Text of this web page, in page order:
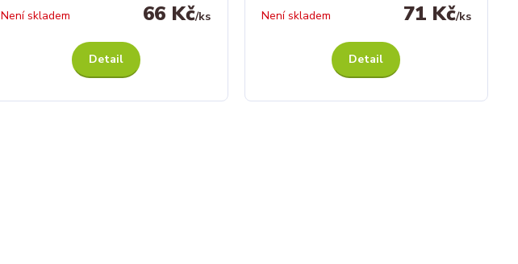
66 Kč/ks
Není skladem
Detail
71 Kč/ks
Není skladem
Detail